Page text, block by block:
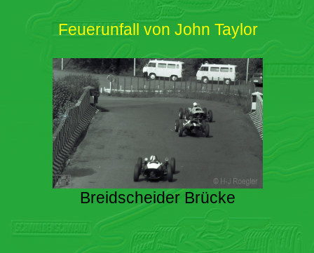
Feuerunfall von John Taylor
Breidscheider Brücke